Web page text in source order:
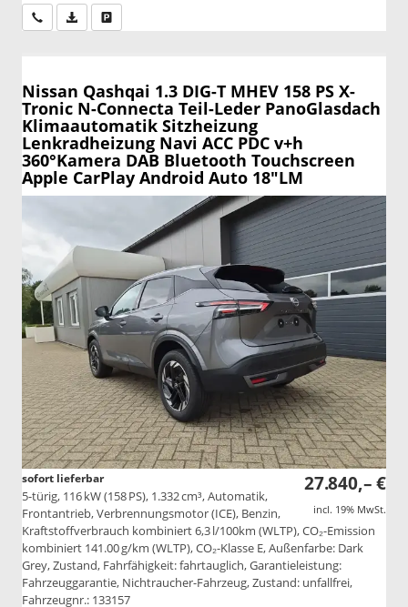
Wir rufen Sie anPDF-Datei, Fahrzeugexposé drucken
Nissan Qashqai 1.3 DIG-T MHEV 158 PS X-
Tronic N-Connecta Teil-Leder PanoGlasdach
Klimaautomatik Sitzheizung
Lenkradheizung Navi ACC PDC v+h
360°Kamera DAB Bluetooth Touchscreen
Apple CarPlay Android Auto 18"LM
27.840,– €
incl. 19% MwSt.
sofort lieferbar
5-türig, 116 kW (158 PS), 1.332 cm³, Automatik,
Frontantrieb, Verbrennungsmotor (ICE), Benzin,
Kraftstoffverbrauch kombiniert 6,3 l/100km (WLTP), CO₂-Emission
kombiniert 141.00 g/km (WLTP), CO₂-Klasse E, Außenfarbe: Dark
Grey, Zustand, Fahrfähigkeit: fahrtauglich, Garantieleistung:
Fahrzeuggarantie, Nichtraucher-Fahrzeug, Zustand: unfallfrei,
Fahrzeugnr.: 133157